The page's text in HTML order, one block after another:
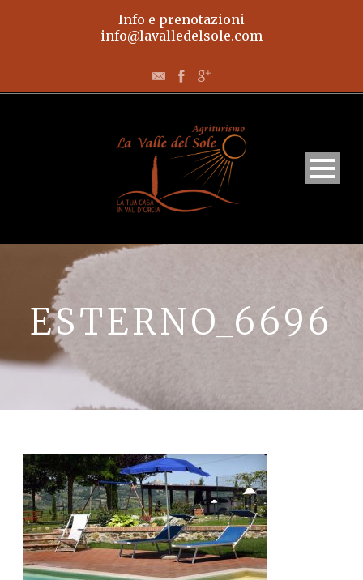
Info e prenotazioni
info@lavalledelsole.com
Home
Appartamenti
L’agriturismo
La Val D’Orcia
Contatti
ESTERNO_6696